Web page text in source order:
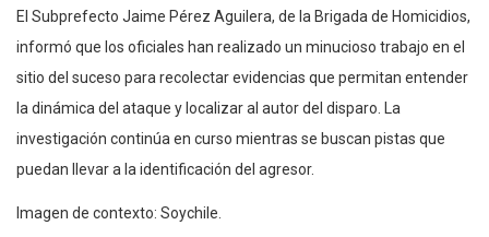
El Subprefecto Jaime Pérez Aguilera, de la Brigada de Homicidios,
informó que los oficiales han realizado un minucioso trabajo en el
sitio del suceso para recolectar evidencias que permitan entender
la dinámica del ataque y localizar al autor del disparo. La
investigación continúa en curso mientras se buscan pistas que
puedan llevar a la identificación del agresor.
Imagen de contexto: Soychile.